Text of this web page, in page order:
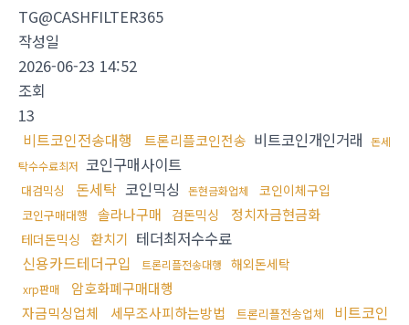
TG@CASHFILTER365
작성일
2026-06-23 14:52
조회
13
비트코인전송대행
트론리플코인전송 비트코인개인거래 돈세
탁수수료최저 코인구매사이트
대검믹싱 돈세탁 코인믹싱 돈현금화업체 코인이체구입
코인구매대행 솔라나구매 검돈믹싱 정치자금현금화
테더돈믹싱 환치기 테더최저수수료
신용카드테더구입
트론리플전송대행 해외돈세탁
xrp판매
암호화폐구매대행
자금믹싱업체
세무조사피하는방법 트론리플전송업체
비트코인